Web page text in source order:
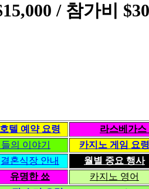
/ 참가비
호텔 예약 요령
라스베가
의 이야기
카지노 게임 요령
결혼식장 안내
월별 중요 행사
유명한 쑈
카지노 영어